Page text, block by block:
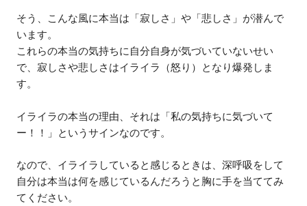
そう、こんな風に本当は「寂しさ」や「悲しさ」が潜んで
います。
これらの本当の気持ちに自分自身が気づいていないせい
で、寂しさや悲しさはイライラ（怒り）となり爆発しま
す。
イライラの本当の理由、それは「私の気持ちに気づいて
ー！！」というサインなのです。
なので、イライラしていると感じるときは、深呼吸をして
自分は本当は何を感じているんだろうと胸に手を当ててみ
てください。